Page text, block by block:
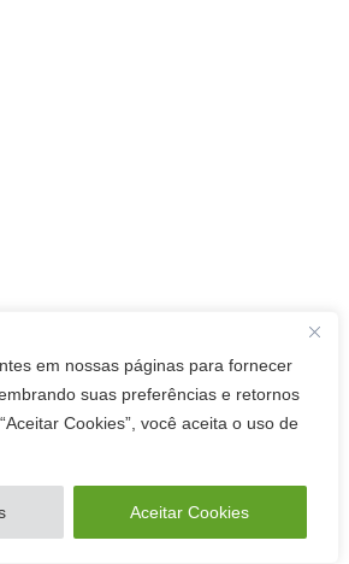
em nossas páginas para fornecer
suas preferências e retornos
Cookies”, você aceita o uso de
Aceitar Cookies